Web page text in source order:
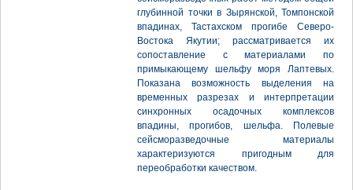
глубинной точки в Зырянской, Томпонской
впадинах, Тастахском прогибе Северо-
Востока Якутии; рассматривается их
сопоставление с материалами по
примыкающему шельфу моря Лаптевых.
Показана возможность выделения на
временных разрезах и интерпретации
синхронных осадочных комплексов
впадины, прогибов, шельфа. Полевые
сейсморазведочные материалы
характеризуются пригодным для
переобработки качеством.